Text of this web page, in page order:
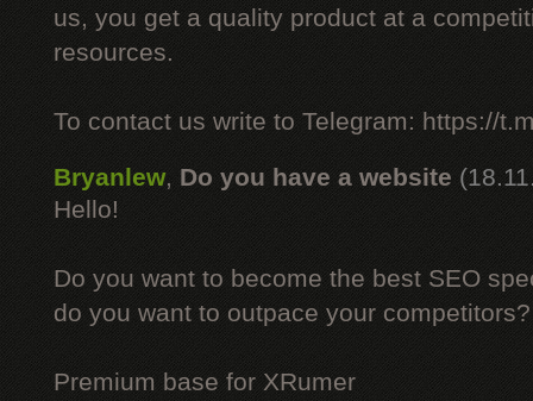
us, you get a quality product at a
resources.
To contact us write to Telegram: https://
Bryanlew, Do you have a website
Hello!
Do you want to become the best SEO
do you want to outpace your competitors?
Premium base for XRumer